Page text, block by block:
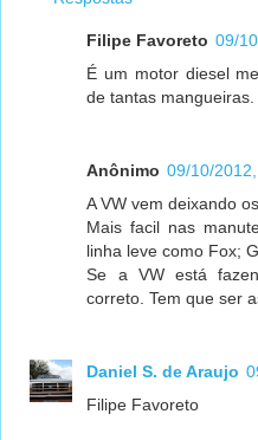
Filipe Favoreto 09/
É um motor diesel
de tantas mangueiras.
Anônimo 09/10/
A VW vem deixando
Mais facil nas
linha leve como Fox;
Se a VW está
correto. Tem que ser
Daniel S. de Araujo
Filipe Favoreto